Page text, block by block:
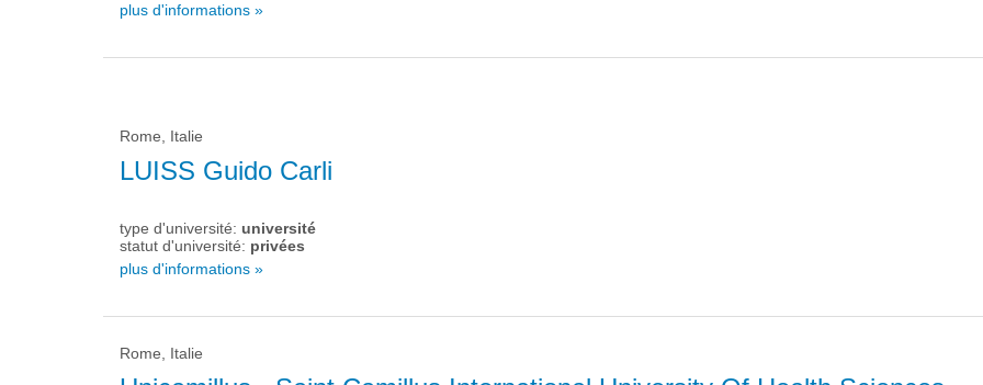
plus d'informations »
Rome, Italie
LUISS Guido Carli
type d'université: université
statut d'université: privées
plus d'informations »
Rome, Italie